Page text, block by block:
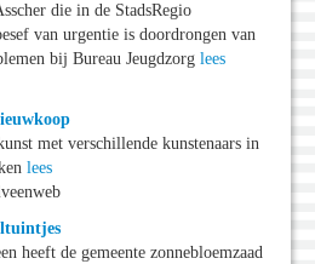
die in de StadsRegio
van urgentie is doordrongen van
bij Bureau Jeugdzorg lees
met verschillende kunstenaars in
lees
heeft de gemeente zonnebloemzaad